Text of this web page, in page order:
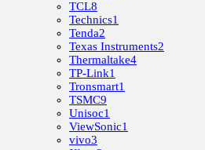
TCL8
Technics1
Tenda2
Texas Instruments2
Thermaltake4
TP-Link1
Tronsmart1
TSMC9
Unisoc1
ViewSonic1
vivo3